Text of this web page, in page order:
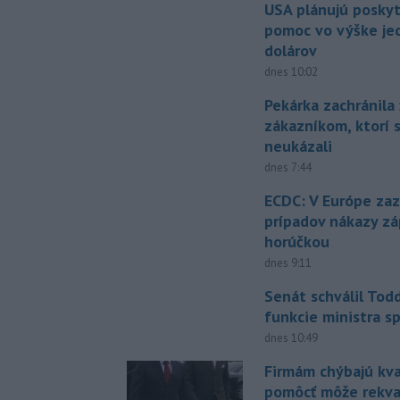
USA plánujú
pomoc vo výške
dolárov
dnes 10:02
Pekárka
zákazníkom, ktorí
neukázali
dnes 7:44
ECDC: V Európe
prípadov nákazy
horúčkou
dnes 9:11
Senát schválil
funkcie ministra
dnes 10:49
Firmám chýbajú
pomôcť môže